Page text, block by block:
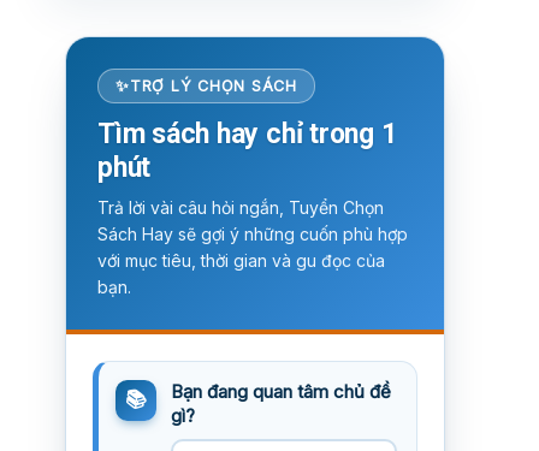
TRỢ LÝ CHỌN SÁCH
Tìm sách hay chỉ trong 1
phút
Trả lời vài câu hỏi ngắn, Tuyển Chọn
Sách Hay sẽ gợi ý những cuốn phù hợp
với mục tiêu, thời gian và gu đọc của
bạn.
Bạn đang quan tâm chủ đề
gì?